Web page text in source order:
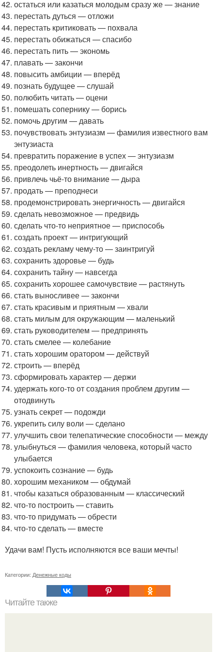
остаться или казаться молодым сразу же — знание
перестать дуться — отложи
перестать критиковать — похвала
перестать обижаться — спасибо
перестать пить — экономь
плавать — закончи
повысить амбиции — вперёд
познать будущее — слушай
полюбить читать — оцени
помешать сопернику — борись
помочь другим — давать
почувствовать энтузиазм — фамилия известного вам
энтузиаста
превратить поражение в успех — энтузиазм
преодолеть инертность — двигайся
привлечь чьё-то внимание — дыра
продать — преподнеси
продемонстрировать энергичность — двигайся
сделать невозможное — предвидь
сделать что-то неприятное — приспособь
создать проект — интригующий
создать рекламу чему-то — заинтригуй
сохранить здоровье — будь
сохранить тайну — навсегда
сохранить хорошее самочувствие — растянуть
стать выносливее — закончи
стать красивым и приятным — хвали
стать милым для окружающим — маленький
стать руководителем — предпринять
стать смелее — колебание
стать хорошим оратором — действуй
строить — вперёд
сформировать характер — держи
удержать кого-то от создания проблем другим —
отодвинуть
узнать секрет — подожди
укрепить силу воли — сделано
улучшить свои телепатические способности — между
улыбнуться — фамилия человека, который часто
улыбается
успокоить сознание — будь
хорошим механиком — обдумай
чтобы казаться образованным — классический
что-то построить — ставить
что-то придумать — обрести
что-то сделать — вместе
Удачи вам! Пусть исполняются все ваши мечты!
Категории: Денежные коды
Читайте также